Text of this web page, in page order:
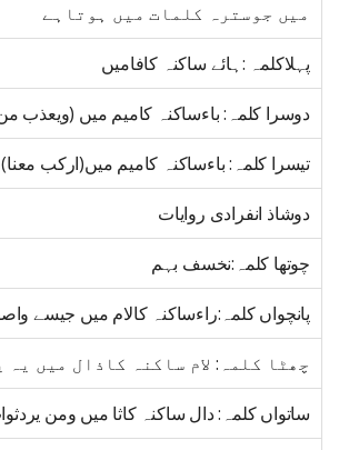
میں جوسترہ کلمات میں ہوتاہے
پہلاکلمہ :ہائے ساکنہ کافامیں
دوسرا کلمہ: باءساکنہ کامیم میں (ویعذب
تیسرا کلمہ: باءساکنہ کامیم میں(ارکب معنا)
دوشاذ انفرادی روایات
چوتھا کلمہ:نخسف بہم
پانچواں کلمہ:راءساکنہ کالام میں جیسے
چھٹا کلمہ: لام ساکنہ کاذال میں
ساتواں کلمہ: دال ساکنہ کاثا میں ومن